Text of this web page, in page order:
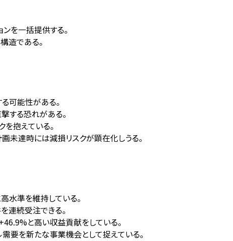
を一括提供する。
造である。
可能性がある。
する恐れがある。
抱えている。
未達時には減損リスクが顕在化しうる。
水準を維持している。
連続受注できる。
と高い収益貢献をしている。
要を新たな事業機会として捉えている。